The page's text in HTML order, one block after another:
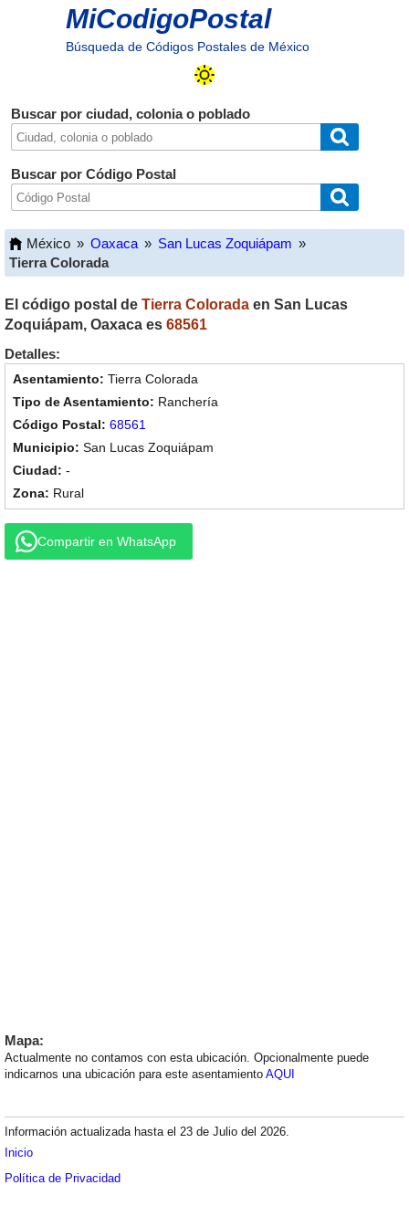
MiCodigoPostal
Búsqueda de Códigos Postales de México
Buscar por ciudad, colonia o poblado
Buscar por Código Postal
México » Oaxaca » San Lucas Zoquiápam »
Tierra Colorada
El código postal de Tierra Colorada en San Lucas
Zoquiápam, Oaxaca es 68561
Detalles:
Tierra Colorada
Ranchería
68561
San Lucas Zoquiápam
-
Rural
Compartir en WhatsApp
Mapa:
Actualmente no contamos con esta ubicación. Opcionalmente puede
indicarnos una ubicación para este asentamiento AQUI
Información actualizada hasta el 23 de Julio del 2026.
Inicio
Política de Privacidad